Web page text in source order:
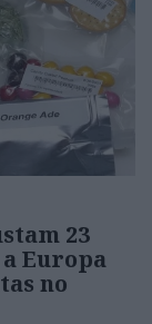
23
Europa
no